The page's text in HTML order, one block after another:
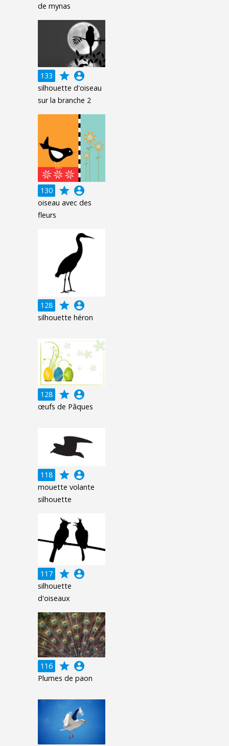
de mynas
133 grade account_circle
silhouette d'oiseau
sur la branche 2
130 grade account_circle
oiseau avec des
fleurs
128 grade account_circle
silhouette héron
128 grade account_circle
œufs de Pâques
118 grade account_circle
mouette volante
silhouette
117 grade account_circle
silhouette
d'oiseaux
116 grade account_circle
Plumes de paon